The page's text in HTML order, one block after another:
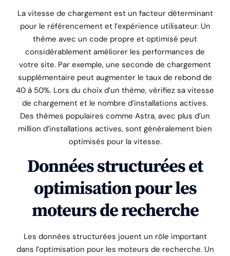
La vitesse de chargement est un facteur déterminant
pour le référencement et l’expérience utilisateur. Un
thème avec un code propre et optimisé peut
considérablement améliorer les performances de
votre site. Par exemple, une seconde de chargement
supplémentaire peut augmenter le taux de rebond de
40 à 50%. Lors du choix d’un thème, vérifiez sa vitesse
de chargement et le nombre d’installations actives.
Des thèmes populaires comme Astra, avec plus d’un
million d’installations actives, sont généralement bien
optimisés pour la vitesse.
Données structurées et
optimisation pour les
moteurs de recherche
Les données structurées jouent un rôle important
dans l’optimisation pour les moteurs de recherche. Un